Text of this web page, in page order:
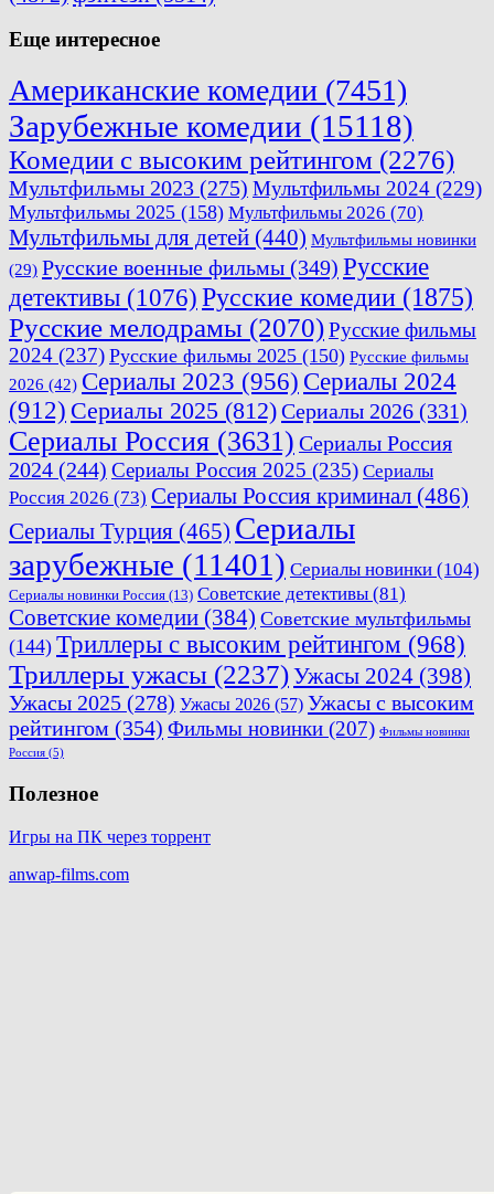
Еще интересное
Американские комедии (7451)
Зарубежные комедии (15118)
Комедии с высоким рейтингом (2276)
Мультфильмы 2023 (275) Мультфильмы 2024 (229)
Мультфильмы 2025 (158) Мультфильмы 2026 (70)
Мультфильмы для детей (440) Мультфильмы новинки
(29) Русские военные фильмы (349) Русские
детективы (1076)Русские комедии (1875)
Русские мелодрамы (2070)Русские фильмы
2024 (237) Русские фильмы 2025 (150) Русские фильмы
2026 (42) Сериалы 2023 (956) Сериалы 2024
(912) Сериалы 2025 (812)Сериалы 2026 (331)
Сериалы Россия (3631) Сериалы Россия
2024 (244) Сериалы Россия 2025 (235) Сериалы
Россия 2026 (73) Сериалы Россия криминал (486)
Сериалы Турция (465) Сериалы
зарубежные (11401) Сериалы новинки (104)
Сериалы новинки Россия (13) Советские детективы (81)
Советские комедии (384) Советские мультфильмы
(144) Триллеры с высоким рейтингом (968)
Триллеры ужасы (2237)Ужасы 2024 (398)
Ужасы 2025 (278) Ужасы 2026 (57) Ужасы с высоким
рейтингом (354) Фильмы новинки (207) Фильмы новинки
Россия (5)
Полезное
Игры на ПК через торрент
anwap-films.com